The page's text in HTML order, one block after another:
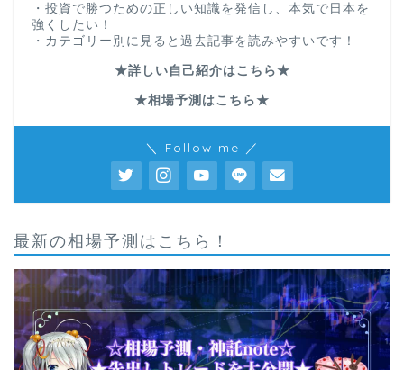
・投資で勝つための正しい知識を発信し、本気で日本を
強くしたい！
・カテゴリー別に見ると過去記事を読みやすいです！
★詳しい自己紹介はこちら★
★相場予測はこちら★
＼ Follow me ／
最新の相場予測はこちら！